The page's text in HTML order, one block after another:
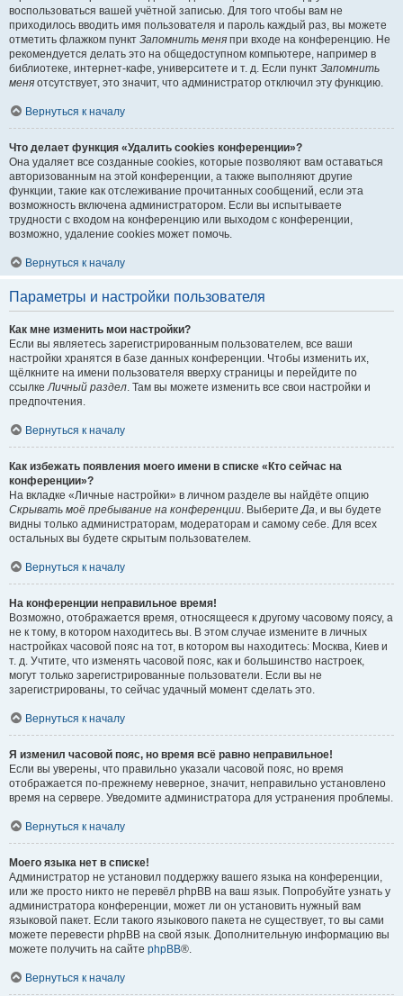
воспользоваться вашей учётной записью. Для того чтобы вам не
приходилось вводить имя пользователя и пароль каждый раз, вы можете
отметить флажком пункт Запомнить меня при входе на конференцию. Не
рекомендуется делать это на общедоступном компьютере, например в
библиотеке, интернет-кафе, университете и т. д. Если пункт Запомнить
меня отсутствует, это значит, что администратор отключил эту функцию.
Вернуться к началу
Что делает функция «Удалить cookies конференции»?
Она удаляет все созданные cookies, которые позволяют вам оставаться
авторизованным на этой конференции, а также выполняют другие
функции, такие как отслеживание прочитанных сообщений, если эта
возможность включена администратором. Если вы испытываете
трудности с входом на конференцию или выходом с конференции,
возможно, удаление cookies может помочь.
Вернуться к началу
Параметры и настройки пользователя
Как мне изменить мои настройки?
Если вы являетесь зарегистрированным пользователем, все ваши
настройки хранятся в базе данных конференции. Чтобы изменить их,
щёлкните на имени пользователя вверху страницы и перейдите по
ссылкеЛичный раздел. Там вы можете изменить все свои настройки и
предпочтения.
Вернуться к началу
Как избежать появления моего имени в списке «Кто сейчас на
конференции»?
На вкладке «Личные настройки» в личном разделе вы найдёте опцию
Скрывать моё пребывание на конференции. ВыберитеДа, и вы будете
видны только администраторам, модераторам и самому себе. Для всех
остальных вы будете скрытым пользователем.
Вернуться к началу
На конференции неправильное время!
Возможно, отображается время, относящееся к другому часовому поясу, а
не к тому, в котором находитесь вы. В этом случае измените в личных
настройках часовой пояс на тот, в котором вы находитесь: Москва, Киев и
т. д. Учтите, что изменять часовой пояс, как и большинство настроек,
могут только зарегистрированные пользователи. Если вы не
зарегистрированы, то сейчас удачный момент сделать это.
Вернуться к началу
Я изменил часовой пояс, но время всё равно неправильное!
Если вы уверены, что правильно указали часовой пояс, но время
отображается по-прежнему неверное, значит, неправильно установлено
время на сервере. Уведомите администратора для устранения проблемы.
Вернуться к началу
Моего языка нет в списке!
Администратор не установил поддержку вашего языка на конференции,
или же просто никто не перевёл phpBB на ваш язык. Попробуйте узнать у
администратора конференции, может ли он установить нужный вам
языковой пакет. Если такого языкового пакета не существует, то вы сами
можете перевести phpBB на свой язык. Дополнительную информацию вы
можете получить на сайте phpBB®.
Вернуться к началу